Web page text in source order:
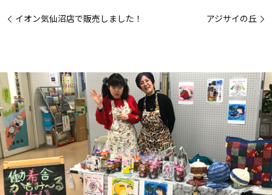
イオン気仙沼店で販売しました！ アジサイの丘